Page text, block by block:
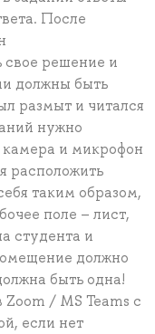
После
свое решение и
должны быть
размыт и читался
нужно
и микрофон
расположить
таким образом,
поле – лист,
студента и
должно
быть одна!
Zoom / MS Teams с
если нет